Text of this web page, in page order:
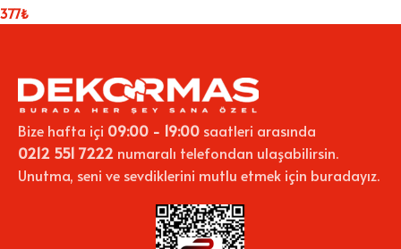
377₺
Bize hafta içi 09:00 - 19:00 saatleri arasında
0212 551 7222 numaralı telefondan ulaşabilirsin.
Unutma, seni ve sevdiklerini mutlu etmek için buradayız.